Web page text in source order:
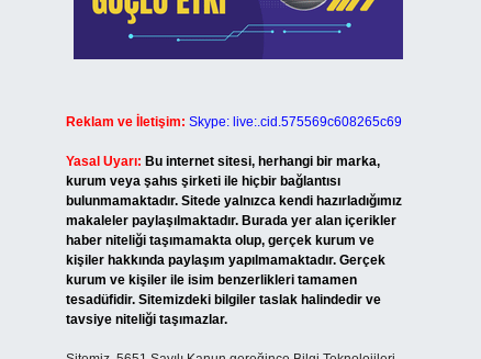
Reklam ve İletişim: Skype: live:.cid.575569c608265c69
Yasal Uyarı: Bu internet sitesi, herhangi bir marka,
kurum veya şahıs şirketi ile hiçbir bağlantısı
bulunmamaktadır. Sitede yalnızca kendi hazırladığımız
makaleler paylaşılmaktadır. Burada yer alan içerikler
haber niteliği taşımamakta olup, gerçek kurum ve
kişiler hakkında paylaşım yapılmamaktadır. Gerçek
kurum ve kişiler ile isim benzerlikleri tamamen
tesadüfidir. Sitemizdeki bilgiler taslak halindedir ve
tavsiye niteliği taşımazlar.